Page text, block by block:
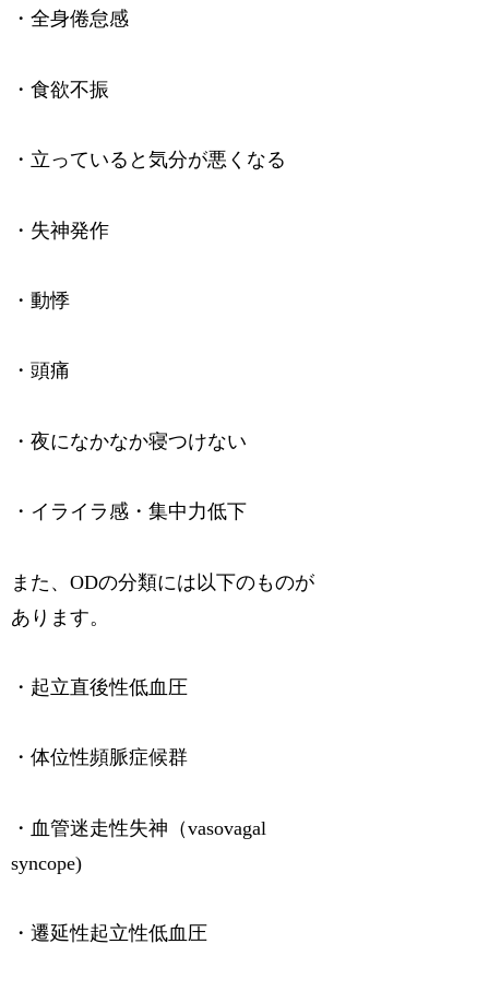
・全身倦怠感
・食欲不振
・立っていると気分が悪くなる
・失神発作
・動悸
・頭痛
・夜になかなか寝つけない
・イライラ感・集中力低下
また、ODの分類には以下のものが
あります。
・起立直後性低血圧
・体位性頻脈症候群
・血管迷走性失神（vasovagal
syncope)
・遷延性起立性低血圧